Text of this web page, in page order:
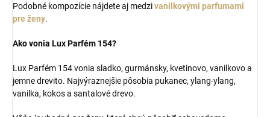
Podobné kompozície nájdete aj medzivanilkovými parfumami
pre ženy.
Ako vonia Lux Parfém 154?
Lux Parfém 154 vonia sladko, gurmánsky, kvetinovo, vanilkovo a
jemne drevito. Najvýraznejšie pôsobia pukanec, ylang-ylang,
vanilka, kokos a santalové drevo.